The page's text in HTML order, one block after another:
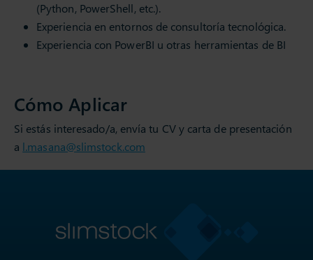
(Python, PowerShell, etc.).
Experiencia en entornos de consultoría tecnológica.
Experiencia con PowerBI u otras herramientas de BI
Cómo Aplicar
Si estás interesado/a, envía tu CV y carta de presentación
a l.masana@slimstock.com